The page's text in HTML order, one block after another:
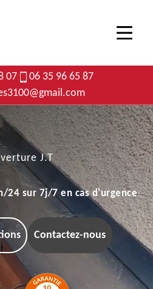
07
06 35 96 65 87
J.T
24 sur 7j/7 en cas d'urgence
Contactez-nous